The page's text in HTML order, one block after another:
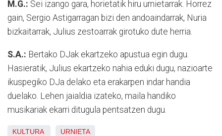
M.G.: Sei izango gara, horietatik hiru urnietarrak. Horrez
gain, Sergio Astigarragan bizi den andoaindarrak, Nuria
bizkaitarrak, Julius zestoarrak girotuko dute herria.
S.A.: Bertako DJak ekartzeko apustua egin dugu.
Hasieratik, Julius ekartzeko nahia eduki dugu, nazioarte
ikuspegiko DJa delako eta erakarpen indar handia
duelako. Lehen jaialdia izateko, maila handiko
musikariak ekarri ditugula pentsatzen dugu.
KULTURA URNIETA